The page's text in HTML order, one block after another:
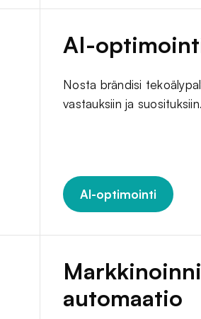
AI-
Nosta brändisi
vastauksiin ja suosituksiin.
AI-optimointi
automaatio